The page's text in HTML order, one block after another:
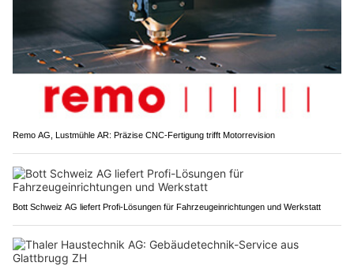
Remo AG, Lustmühle AR: Präzise CNC-Fertigung trifft Motorrevision
Bott Schweiz AG liefert Profi-Lösungen für Fahrzeugeinrichtungen und Werkstatt